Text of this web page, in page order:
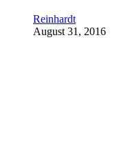
Reinhardt
August 31, 2016